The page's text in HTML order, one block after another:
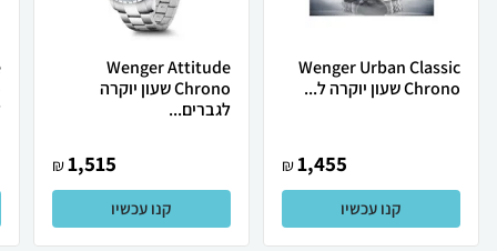
Wenger Urban Classic
Chrono שעון יוקרה ל...
1,455
₪
קנו עכשיו
Wenger Attitude
Chrono שעון יוקרה
לגברים...
1,515
₪
קנו עכשיו